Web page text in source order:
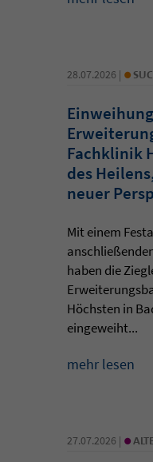
28.07.2026 | •
Fachklinik
des
neuer
Mit einem
haben die
Höchsten in
eingeweiht...
mehr lesen
27.07.2026 | •